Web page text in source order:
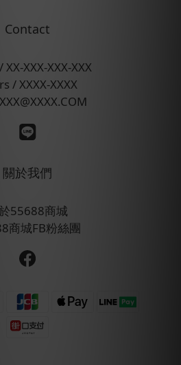
Contact
XX-XXX-XXX-XXX
/ XXXX-XXXX
關於我們
55688商城
商城FB粉絲團